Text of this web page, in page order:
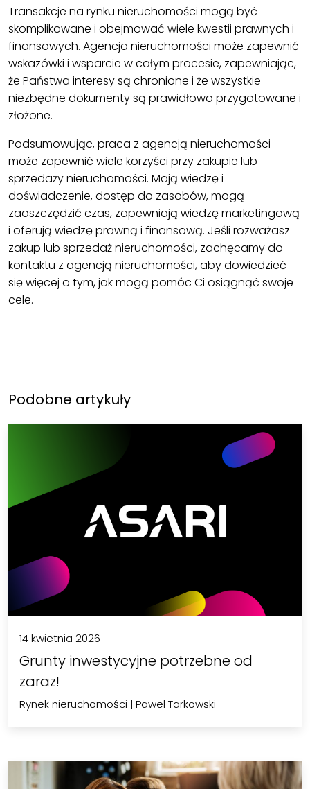
Transakcje na rynku nieruchomości mogą być
skomplikowane i obejmować wiele kwestii prawnych i
finansowych. Agencja nieruchomości może zapewnić
wskazówki i wsparcie w całym procesie, zapewniając,
że Państwa interesy są chronione i że wszystkie
niezbędne dokumenty są prawidłowo przygotowane i
złożone.
Podsumowując, praca z agencją nieruchomości
może zapewnić wiele korzyści przy zakupie lub
sprzedaży nieruchomości. Mają wiedzę i
doświadczenie, dostęp do zasobów, mogą
zaoszczędzić czas, zapewniają wiedzę marketingową
i oferują wiedzę prawną i finansową. Jeśli rozważasz
zakup lub sprzedaż nieruchomości, zachęcamy do
kontaktu z agencją nieruchomości, aby dowiedzieć
się więcej o tym, jak mogą pomóc Ci osiągnąć swoje
cele.
Podobne artykuły
14 kwietnia 2026
Grunty inwestycyjne potrzebne od
zaraz!
Rynek nieruchomości | Pawel Tarkowski